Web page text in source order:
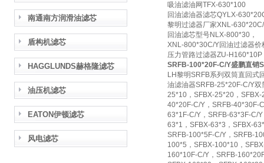
南通南方润滑油滤芯
盾构机滤芯
HAGGLUNDS赫格隆滤芯
油压机滤芯
EATON伊顿滤芯
风电滤芯
吸油滤油网TFX-630*100
回油滤油器滤芯QYLX-
黎明过滤器厂家XNL-
回油滤芯型号NLX-800*30，
XNL-800*30C/Y回油过滤器价
压力管路过滤器ZU-H160*10P
SRFB-100*20F-C/Y盛鹏直销
LH黎明SRFB系列双筒直回式
油滤油器SRFB-25*20F-C/Y
25*10，SFBX-25*20，
40*20F-C/Y，SRFB-40*30F-
63*1F-C/Y，SRFB-63*3F-C/
63*1，SFBX-63*3，SFBX-
SRFB-100*5F-C/Y，SRFB-
100*5，SFBX-100*10，
160*10F-C/Y，SRFB-